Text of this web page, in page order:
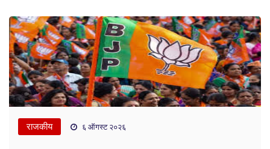
राजकीय ६ ऑगस्ट २०२६